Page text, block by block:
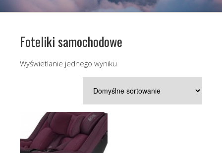
Foteliki samochodowe
Wyświetlanie jednego wyniku